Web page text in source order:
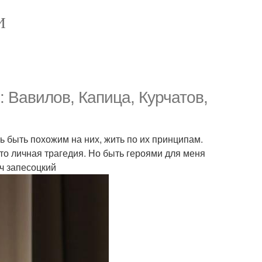
Капица, Курчатов,
быть похожим на них, жить по их принципам.
личная трагедия. Но быть героями для меня
запесоцкий